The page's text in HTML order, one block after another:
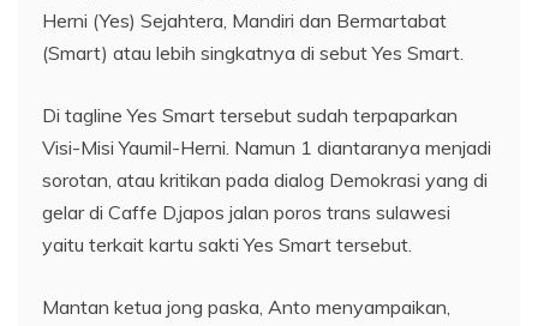
Herni (Yes) Sejahtera, Mandiri dan Bermartabat
(Smart) atau lebih singkatnya di sebut Yes Smart.
Di tagline Yes Smart tersebut sudah terpaparkan
Visi-Misi Yaumil-Herni. Namun 1 diantaranya menjadi
sorotan, atau kritikan pada dialog Demokrasi yang di
gelar di Caffe D,japos jalan poros trans sulawesi
yaitu terkait kartu sakti Yes Smart tersebut.
Mantan ketua jong paska, Anto menyampaikan,